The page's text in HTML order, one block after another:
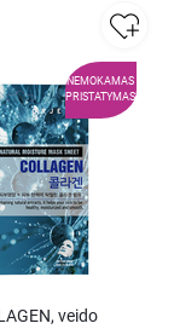
NEMOKAMAS
PRISTATYMAS
veido